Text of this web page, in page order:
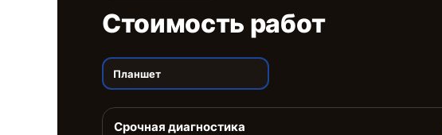
Стоимость работ
Планшет
Срочная диагностика